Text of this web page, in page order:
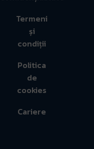
Termeni
și
condiții
Politica
de
cookies
Cariere